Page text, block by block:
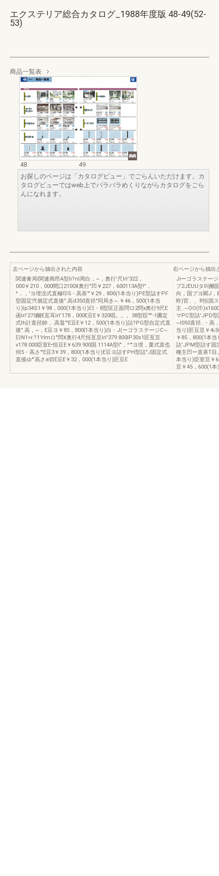
エクステリア総合カタログ_1988年度版 48-49(52-
53)
商品一覧表
48
49
お探しのページは「カタログビュー」でごらんいただけます。カ
タログビューではweb上でパラパラめくりながらカタログをごら
んになれます。
左ページから抽出された内容
関連膏局l関連商昂A型Ii?nl周白，~，奥行'尺lrI'322，
000￥210，000間口2100X奥行"凹￥227，600113A型!"，
^，，'ヨ埋没式直極印5・高喜'"￥29，800(1本当り)PE型誌すPF
型固定弐個定式直後".高d350直径"同局き~.￥46，500(1本当
り)Ip34S1￥98，000(1本当り)臼・8型匡正面問ロ2問x奥行9尺E
函lrI'275醐E亙耳lrI'178，000E豆E￥320唱。。。38型臣""'-1圃定
式lh計直径帥，.高畠'"E豆E￥12，500(1本当り)詰?PG型自定式直
後".高，~，E豆ヨ￥85，800{1本当り)白・J(ーゴラステージC~
臼N1>r.?1'Hmロ"問X奥行4尺恒亙亘lrI'379.800IP30s1匠亙亘
ν178.000臣室E•恒豆E￥639.900国.1114A型I"，^'"ヨ埋，量式直也
伺5・高さ'"E豆3￥39，800(1本当り)E豆ヨ詰すPH型詰"J固定式
直後ゆ"'高さa切E豆E￥32，000(1本当り)匠豆E
右ページから抽出
Jiーゴラステー
プ2JEUUタ叫醐
向，国プヨ閣J，
昨)官、、R恒国
主..~OO(巾
マPC型詰'JPD型
~I050直径..・高
当り}匠豆亘￥
￥85，800(1本
詰'JPM型詰す固
種主凹ー直喜T目
本当り)臣室亘￥
亘￥45，600(1本